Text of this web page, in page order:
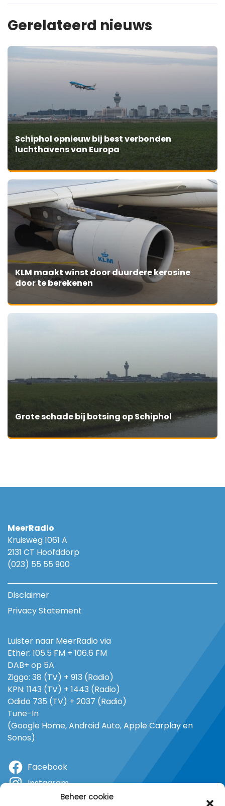
Beheer cookie
Gerelateerd nieuws
Schiphol opnieuw bij best verbonden
luchthavens van Europa
KLM maakt winst door duurdere kerosine
door te berekenen
Grote schade bij botsing op Schiphol
MeerRadio
Kruisweg 1061 A
2131 CT Hoofddorp
(023) 55 55 900
Disclaimer
Privacy Statement
Luister naar MeerRadio via
Ether: 105.5 FM + 106.6 FM
DAB+ op 5A
Ziggo: 38 (TV) + 913 (Radio)
KPN: 1143 (TV) + 1443 (Radio)
Odido 735 (TV) + 2037 (Radio)
Tune-In
(Google Home, Android Auto, Apple Carplay en
Sonos)
Facebook
Instagram